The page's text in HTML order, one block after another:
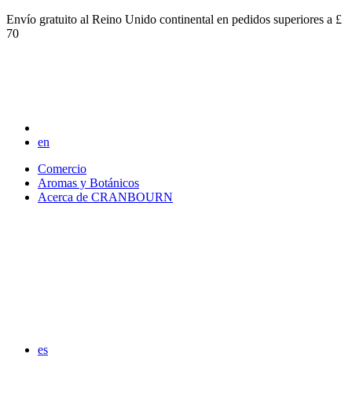
Envío gratuito al Reino Unido continental en pedidos superiores a £
70
en
Comercio
Aromas y Botánicos
Acerca de CRANBOURN
es